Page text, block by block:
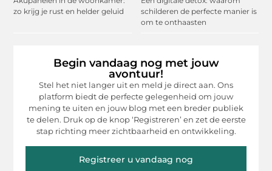
zo krijg je rust en helder geluid
schilderen de perfecte manier is
om te onthaasten
Begin vandaag nog met jouw
avontuur!
Stel het niet langer uit en meld je direct aan. Ons
platform biedt de perfecte gelegenheid om jouw
mening te uiten en jouw blog met een breder publiek
te delen. Druk op de knop ‘Registreren’ en zet de eerste
stap richting meer zichtbaarheid en ontwikkeling.
Registreer u vandaag nog